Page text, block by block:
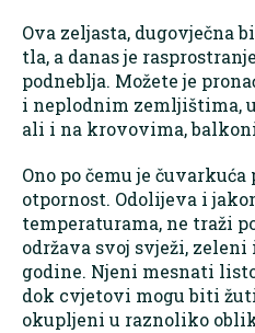
Ova zeljasta, dugovječna
tla, a danas je
podneblja. Možete je
i neplodnim zemljištima,
ali i na krovovima,
Ono po čemu je čuvarkuća
otpornost. Odolijeva i
temperaturama, ne traži
održava svoj svježi,
godine. Njeni mesnati
dok cvjetovi mogu biti
okupljeni u raznoliko